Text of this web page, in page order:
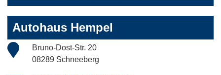
Autohaus Hempel
Bruno-Dost-Str. 20
08289 Schneeberg